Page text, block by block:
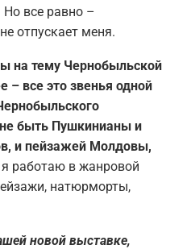
все равно –
отпускает меня.
на тему Чернобыльской
– все это звенья одной
быть Пушкинианы и
и пейзажей Молдовы,
я работаю в жанровой
натюрморты,
новой выставке,